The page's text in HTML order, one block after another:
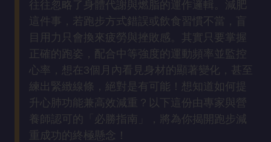
面
方
法
鼻
鼾
解
決
往往忽略了身體代謝與燃脂的運作邏輯。減肥
這件事，若跑步方式錯誤或飲食習慣不當，盲
目用力只會換來疲勞與挫敗感。其實只要掌握
正確的跑姿，配合中等強度的運動頻率並監控
心率，想在3個月內看見身材的顯著變化，甚至
練出緊緻線條，絕對是有可能！想知道如何提
升心肺功能兼高效減重？以下這份由專家與營
養師認可的「必勝指南」，將為你揭開跑步減
重成功的終極懸念！